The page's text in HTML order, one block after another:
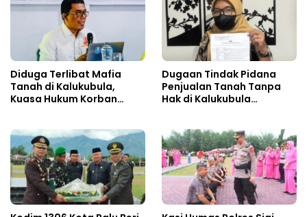
Diduga Terlibat Mafia
Tanah di Kalukubula,
Kuasa Hukum Korban
Dugaan Tindak Pidana
Penjualan Tanah Tanpa
Hak di Kalukubula